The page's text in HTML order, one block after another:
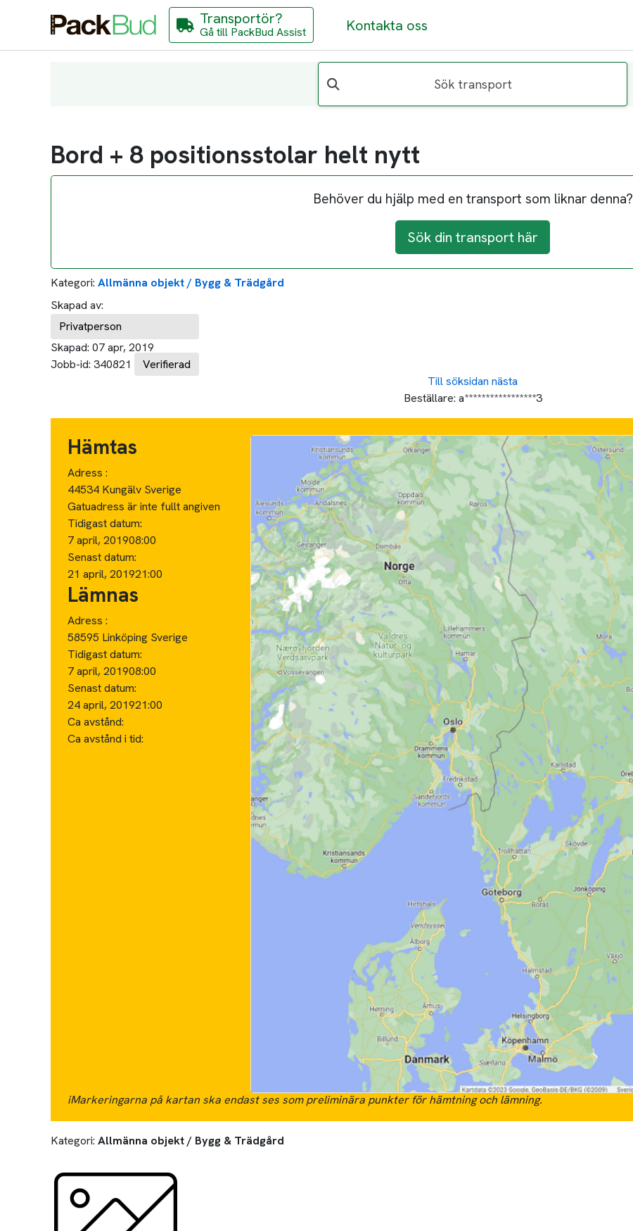
Transportör?
Gå till PackBud Assist Kontakta oss
Sök transport
Bord + 8 positionsstolar helt nytt
Behöver du hjälp med en transport som liknar denna?
Sök din transport här
Kategori: Allmänna objekt / Bygg & Trädgård
Skapad av:
Privatperson
Skapad: 07 apr, 2019
Jobb-id: 340821 Verifierad
Till söksidan nästa
Beställare: a*****************3
Hämtas
Adress :
44534 Kungälv Sverige
Gatuadress är inte fullt angiven
Tidigast datum:
7 april, 201908:00
Senast datum:
21 april, 201921:00
Lämnas
Adress :
58595 Linköping Sverige
Tidigast datum:
7 april, 201908:00
Senast datum:
24 april, 201921:00
Ca avstånd:
Ca avstånd i tid:
iMarkeringarna på kartan ska endast ses som preliminära punkter för hämtning och lämning.
Kategori: Allmänna objekt / Bygg & Trädgård